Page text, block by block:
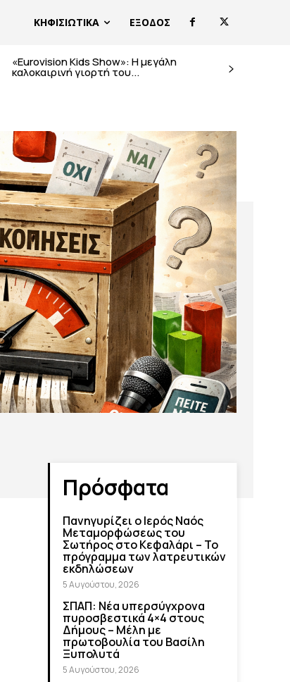
ΚΗΦΙΣΙΩΤΙΚΑ ΕΞΟΔΟΣ
«Eurovision Kids Show»: Η μεγάλη
καλοκαιρινή γιορτή του...
Πρόσφατα
Πανηγυρίζει ο Ιερός Ναός
Μεταμορφώσεως του
Σωτήρος στο Κεφαλάρι – Το
πρόγραμμα των λατρευτικών
εκδηλώσεων
5 Αυγούστου, 2026
ΣΠΑΠ: Νέα υπερσύγχρονα
πυροσβεστικά 4×4 στους
Δήμους – Μέλη με
πρωτοβουλία του Βασίλη
Ξυπολυτά
5 Αυγούστου, 2026